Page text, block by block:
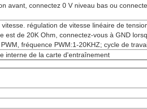
avant, connectez 0 V niveau bas ou
régulation de vitesse linéaire de
est de 20K Ohm, connectez-vous à GND
fréquence PWM:1-20KHZ; cycle de
interne de la carte d'entraînement